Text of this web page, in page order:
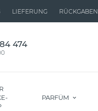
LIEFERUNG RÜCKGABEN
474
PARFÜM